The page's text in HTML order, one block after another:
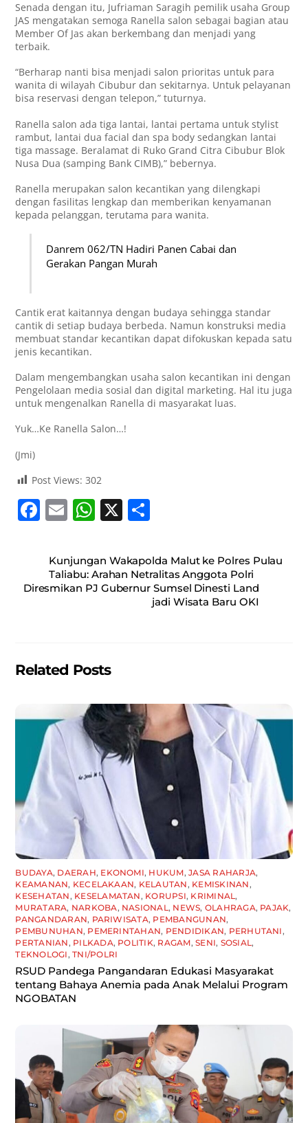
Senada dengan itu, Jufriaman Saragih pemilik usaha Group
JAS mengatakan semoga Ranella salon sebagai bagian atau
Member Of Jas akan berkembang dan menjadi yang
terbaik.
“Berharap nanti bisa menjadi salon prioritas untuk para
wanita di wilayah Cibubur dan sekitarnya. Untuk pelayanan
bisa reservasi dengan telepon,” tuturnya.
Ranella salon ada tiga lantai, lantai pertama untuk stylist
rambut, lantai dua facial dan spa body sedangkan lantai
tiga massage. Beralamat di Ruko Grand Citra Cibubur Blok
Nusa Dua (samping Bank CIMB),” bebernya.
Ranella merupakan salon kecantikan yang dilengkapi
dengan fasilitas lengkap dan memberikan kenyamanan
kepada pelanggan, terutama para wanita.
Danrem 062/TN Hadiri Panen Cabai dan
Gerakan Pangan Murah
Cantik erat kaitannya dengan budaya sehingga standar
cantik di setiap budaya berbeda. Namun konstruksi media
membuat standar kecantikan dapat difokuskan kepada satu
jenis kecantikan.
Dalam mengembangkan usaha salon kecantikan ini dengan
Pengelolaan media sosial dan digital marketing. Hal itu juga
untuk mengenalkan Ranella di masyarakat luas.
Yuk…Ke Ranella Salon…!
(Jmi)
Post Views: 302
F
c
e
b
k
E
ai
l
W
at
s
A
X
ar
e
Kunjungan Wakapolda Malut ke Polres Pulau
Taliabu: Arahan Netralitas Anggota Polri
Diresmikan PJ Gubernur Sumsel Dinesti Land
jadi Wisata Baru OKI
Related Posts
BUDAYA, DAERAH, EKONOMI, HUKUM,JASA RAHARJA,
KEAMANAN, KECELAKAAN, KELAUTAN, KEMISKINAN,
KESEHATAN, KESELAMATAN, KORUPSI, KRIMINAL,
MURATARA, NARKOBA, NASIONAL, NEWS, OLAHRAGA, PAJAK,
PANGANDARAN, PARIWISATA, PEMBANGUNAN,
PEMBUNUHAN, PEMERINTAHAN, PENDIDIKAN, PERHUTANI,
PERTANIAN, PILKADA, POLITIK, RAGAM,SENI, SOSIAL,
TEKNOLOGI,TNI/POLRI
RSUD Pandega Pangandaran Edukasi Masyarakat
tentang Bahaya Anemia pada Anak Melalui Program
NGOBATAN